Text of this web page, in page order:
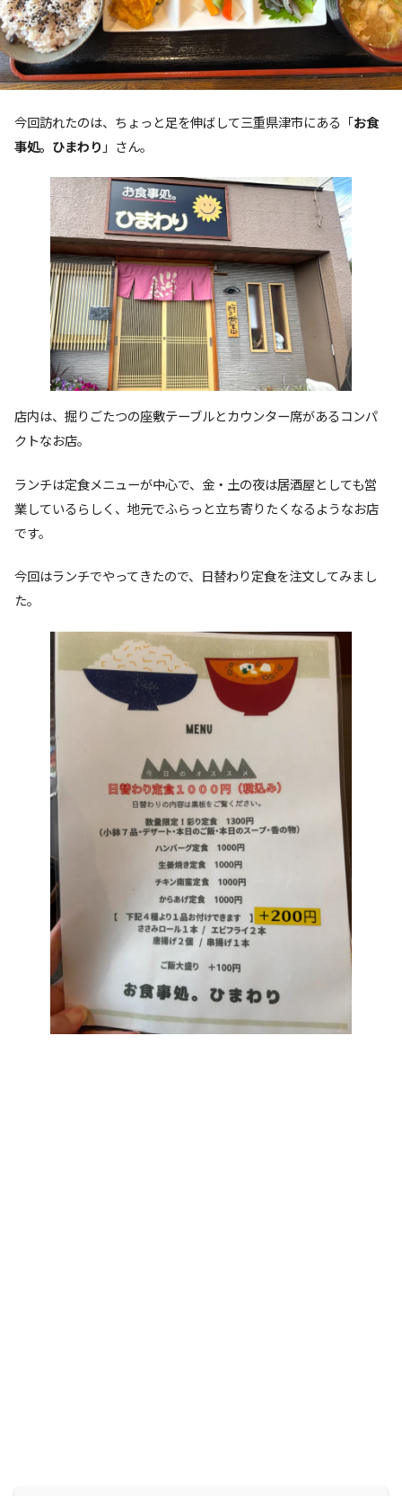
今回訪れたのは、ちょっと足を伸ばして三重県津市にある「お食
事処。ひまわり 」さん。
店内は、掘りごたつの座敷テーブルとカウンター席があるコンパ
クトなお店。
ランチは定食メニューが中心で、金・土の夜は居酒屋としても営
業しているらしく、地元でふらっと立ち寄りたくなるようなお店
です。
今回はランチでやってきたので、日替わり定食を注文してみまし
た。